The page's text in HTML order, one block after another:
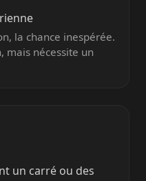
la chance inespérée.
mais nécessite un
un carré ou des